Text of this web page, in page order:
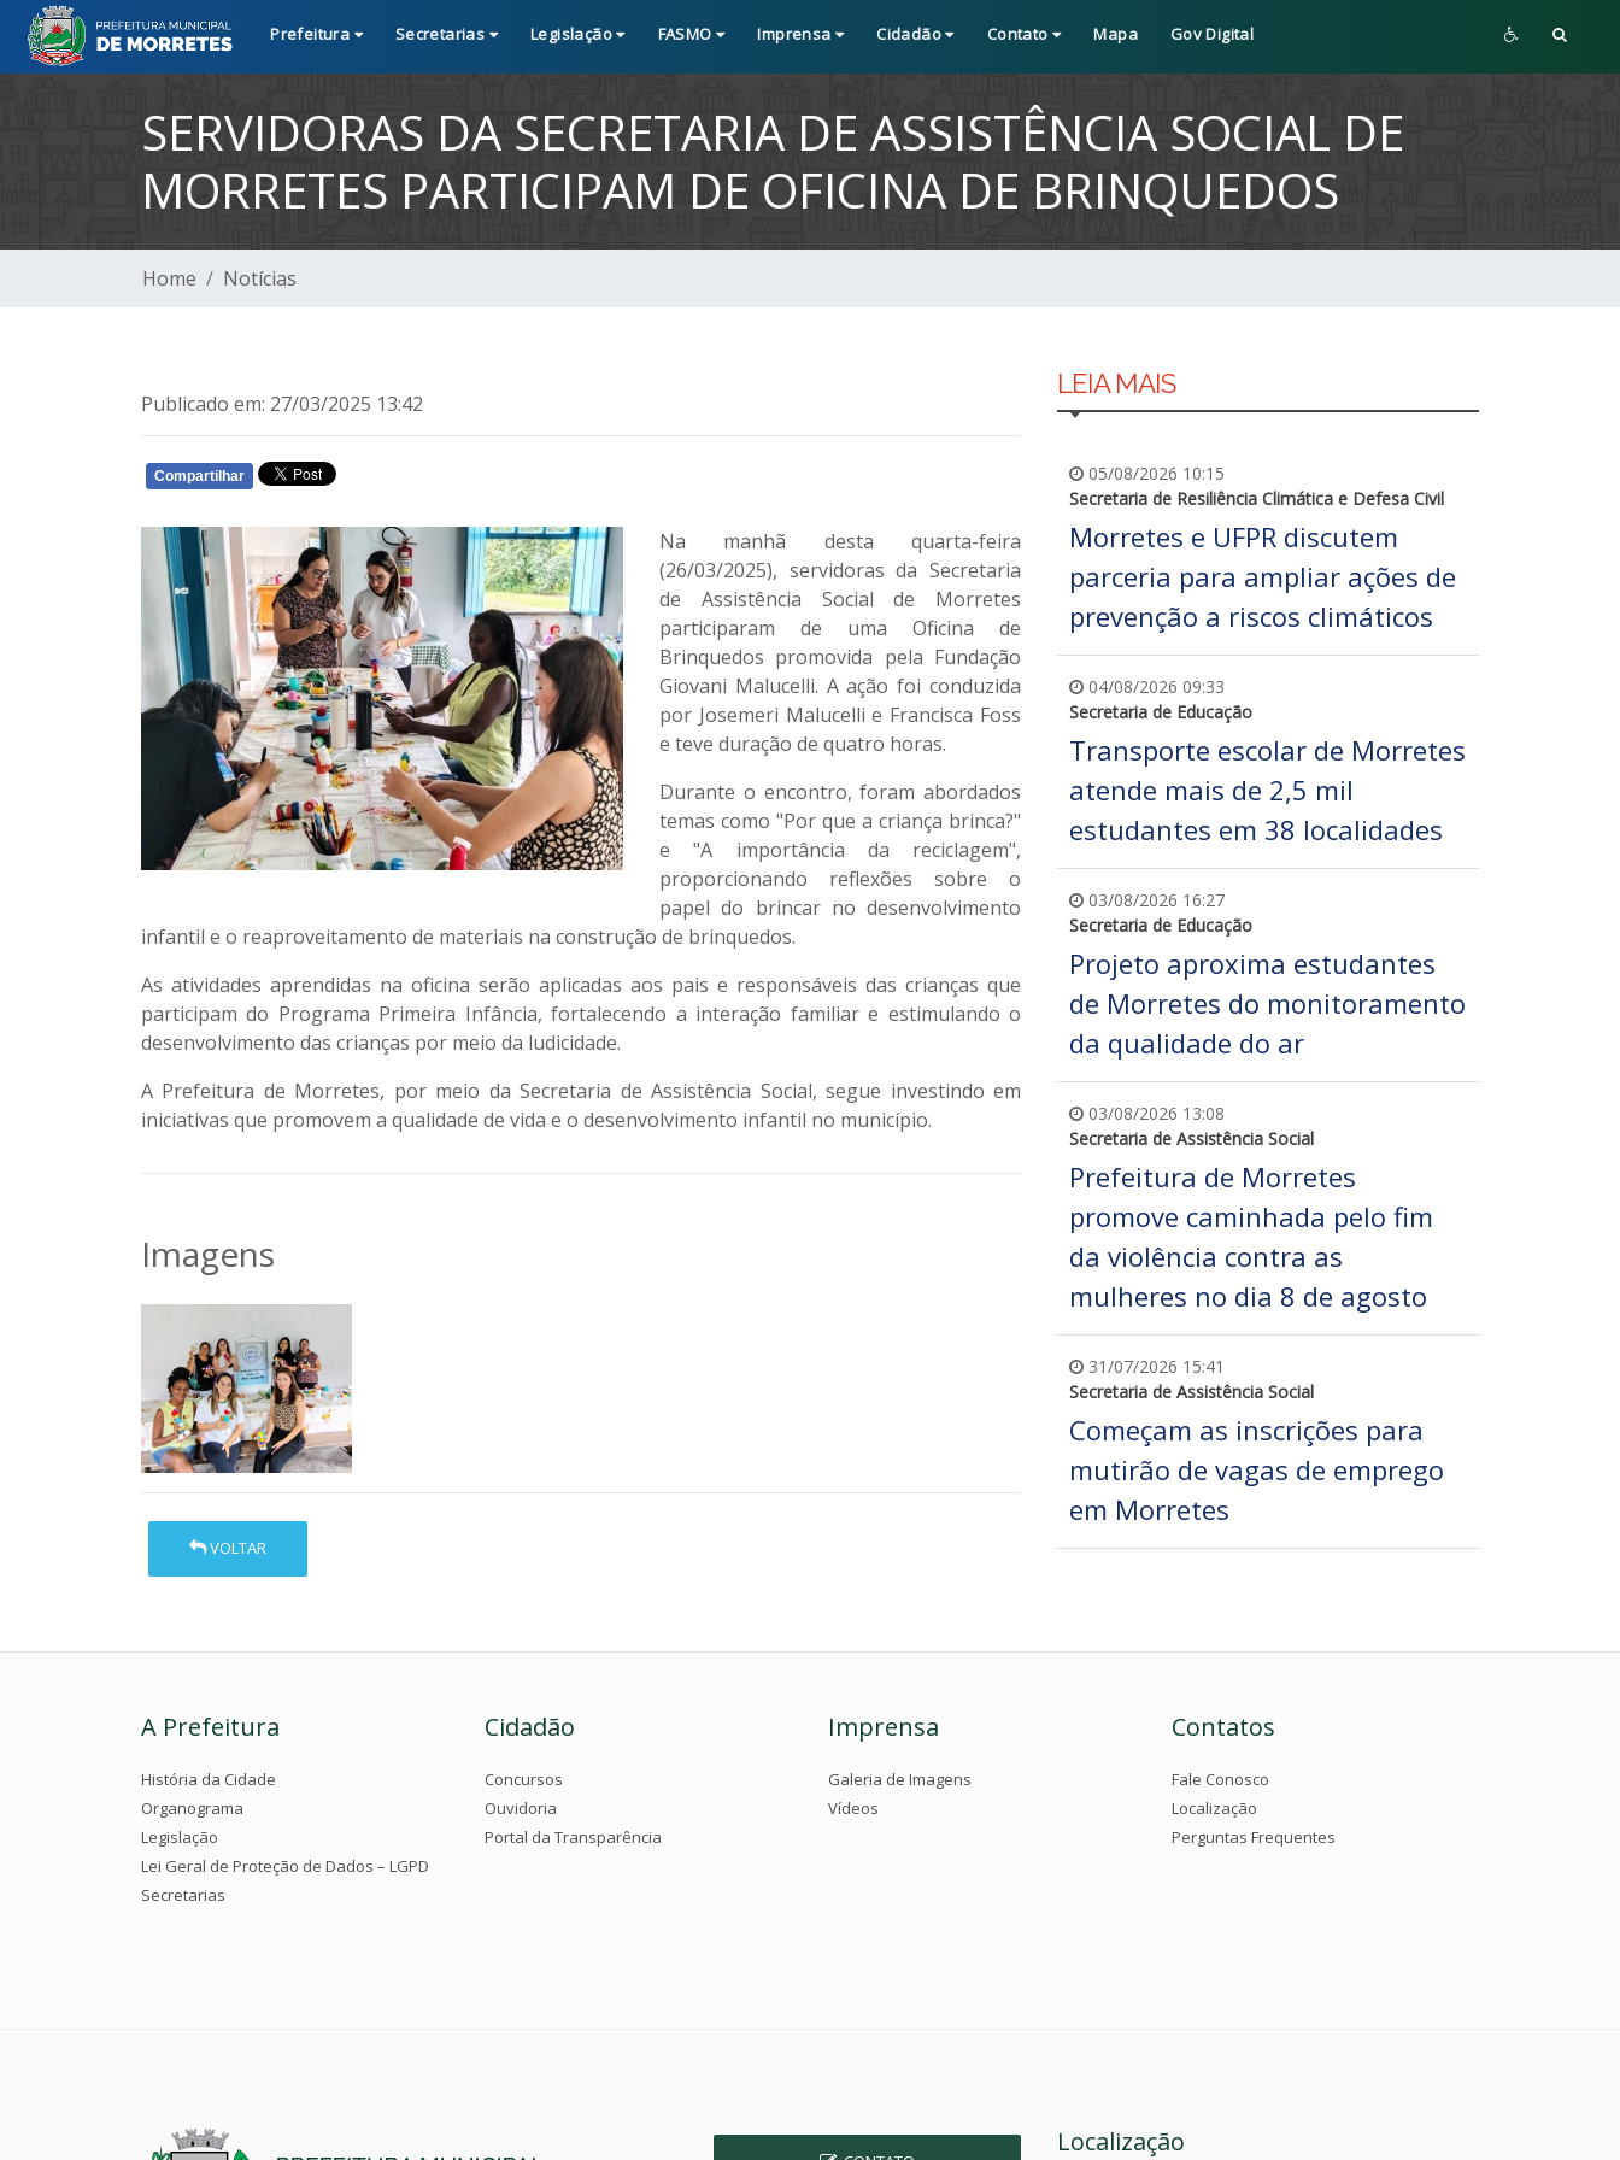
Prefeitura Secretarias Legislação FASMO Imprensa Cidadão Contato Mapa Gov Digital
SERVIDORAS DA SECRETARIA DE ASSISTÊNCIA SOCIAL DE
MORRETES PARTICIPAM DE OFICINA DE BRINQUEDOS
Home Notícias
Publicado em: 27/03/2025 13:42
Compartilhar
Na manhã desta quarta-feira
(26/03/2025), servidoras da Secretaria
de Assistência Social de Morretes
participaram de uma Oficina de
Brinquedos promovida pela Fundação
Giovani Malucelli. A ação foi conduzida
por Josemeri Malucelli e Francisca Foss
e teve duração de quatro horas.
Durante o encontro, foram abordados
temas como "Por que a criança brinca?"
e "A importância da reciclagem",
proporcionando reflexões sobre o
papel do brincar no desenvolvimento
infantil e o reaproveitamento de materiais na construção de brinquedos.
As atividades aprendidas na oficina serão aplicadas aos pais e responsáveis das crianças que
participam do Programa Primeira Infância, fortalecendo a interação familiar e estimulando o
desenvolvimento das crianças por meio da ludicidade.
A Prefeitura de Morretes, por meio da Secretaria de Assistência Social, segue investindo em
iniciativas que promovem a qualidade de vida e o desenvolvimento infantil no município.
Imagens
VOLTAR
LEIA MAIS
05/08/2026 10:15
Secretaria de Resiliência Climática e Defesa Civil
Morretes e UFPR discutem
parceria para ampliar ações de
prevenção a riscos climáticos
04/08/2026 09:33
Secretaria de Educação
Transporte escolar de Morretes
atende mais de 2,5 mil
estudantes em 38 localidades
03/08/2026 16:27
Secretaria de Educação
Projeto aproxima estudantes
de Morretes do monitoramento
da qualidade do ar
03/08/2026 13:08
Secretaria de Assistência Social
Prefeitura de Morretes
promove caminhada pelo fim
da violência contra as
mulheres no dia 8 de agosto
31/07/2026 15:41
Secretaria de Assistência Social
Começam as inscrições para
mutirão de vagas de emprego
em Morretes
A Prefeitura
História da Cidade
Organograma
Legislação
Lei Geral de Proteção de Dados – LGPD
Secretarias
Cidadão
Concursos
Ouvidoria
Portal da Transparência
Imprensa
Galeria de Imagens
Vídeos
Contatos
Fale Conosco
Localização
Perguntas Frequentes
Localização